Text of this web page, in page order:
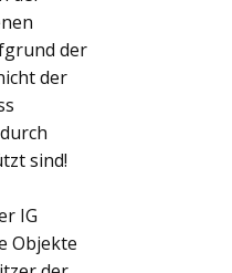
der
der
sind!
IG
Objekte